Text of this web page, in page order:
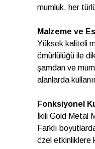
mumluk, her
Malzeme ve
Yüksek kaliteli
ömürlülüğü ile
şamdan ve
alanlarda
Fonksiyonel
İkili Gold Metal
Farklı
özel etkinliklere